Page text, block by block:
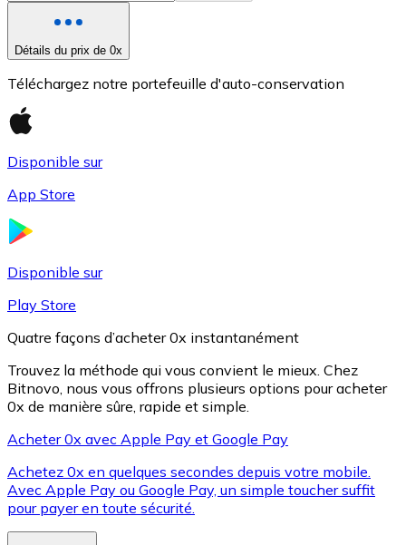
XRP
XRP
Détails du prix de 0x
Téléchargez notre portefeuille d'auto-conservation
Disponible sur
App Store
Disponible sur
Play Store
Quatre façons d’acheter 0x instantanément
Trouvez la méthode qui vous convient le mieux. Chez
Bitnovo, nous vous offrons plusieurs options pour acheter
0x de manière sûre, rapide et simple.
Acheter 0x avec Apple Pay et Google Pay
Achetez 0x en quelques secondes depuis votre mobile.
Avec Apple Pay ou Google Pay, un simple toucher suffit
pour payer en toute sécurité.